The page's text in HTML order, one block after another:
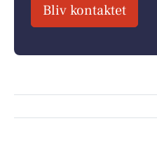
Bliv kontaktet